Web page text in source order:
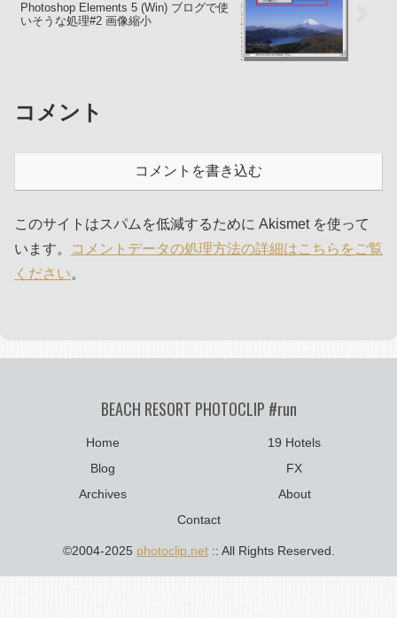
Photoshop Elements 5 (Win) ブログで使
いそうな処理#2 画像縮小
コメント
コメントを書き込む
このサイトはスパムを低減するために Akismet を使って
います。
コメントデータの処理方法の詳細はこちらをご覧
ください。
BEACH RESORT PHOTOCLIP #run
Home
19 Hotels
Blog
FX
Archives
About
Contact
©2004-2025 photoclip.net:: All Rights Reserved.